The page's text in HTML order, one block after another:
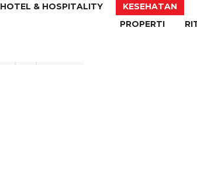
HOTEL & HOSPITALITY KESEHATAN
PROPERTI